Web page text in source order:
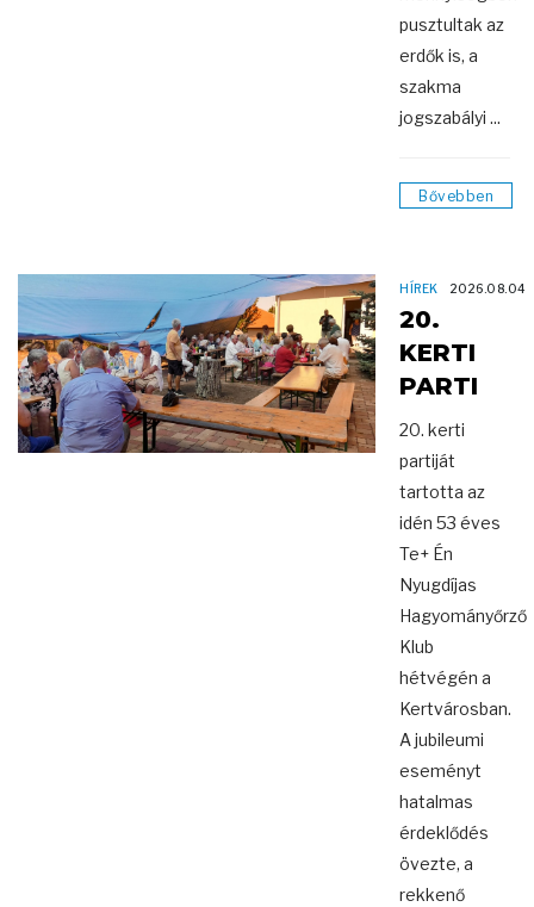
pusztultak az
erdők is, a
szakma
jogszabályi ...
Bővebben
HÍREK 2026.08.04
20.
KERTI
PARTI
20. kerti
partiját
tartotta az
idén 53 éves
Te+ Én
Nyugdíjas
Hagyományőrző
Klub
hétvégén a
Kertvárosban.
A jubileumi
eseményt
hatalmas
érdeklődés
övezte, a
rekkenő